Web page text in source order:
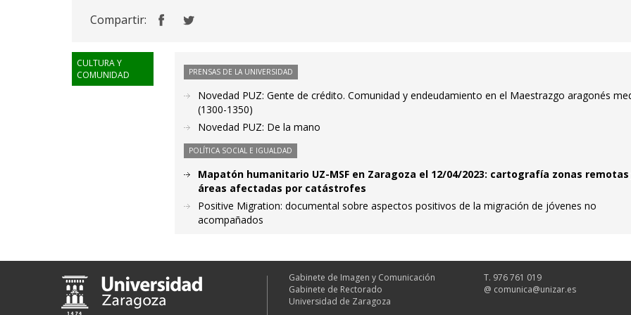
Compartir:
CULTURA Y
COMUNIDAD
PRENSAS DE LA UNIVERSIDAD
Novedad PUZ: Gente de crédito. Comunidad y endeudamiento en el Maestrazgo aragonés
(1300-1350)
Novedad PUZ: De la mano
POLÍTICA SOCIAL E IGUALDAD
Mapatón humanitario UZ-MSF en Zaragoza el 12/04/2023: cartografía zonas remotas
áreas afectadas por catástrofes
Positive Migration: documental sobre aspectos positivos de la migración de jóvenes no
acompañados
Gabinete de Imagen y Comunicación
Gabinete de Rectorado
Universidad de Zaragoza
T. 976 761 019
@ comunica@unizar.es